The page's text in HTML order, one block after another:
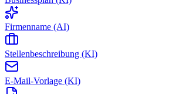
Firmenname (AI)
Stellenbeschreibung (KI)
E-Mail-Vorlage (KI)